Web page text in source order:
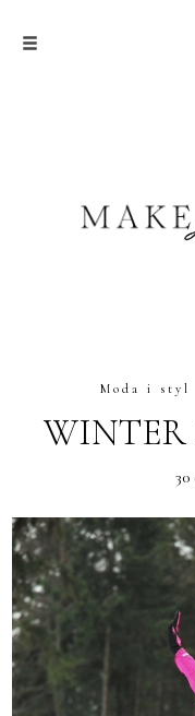
Moda i styl
WINTER
30